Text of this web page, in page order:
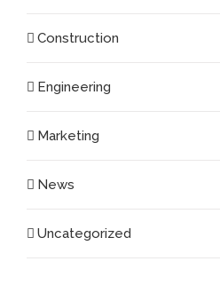
Construction
Engineering
Marketing
News
Uncategorized